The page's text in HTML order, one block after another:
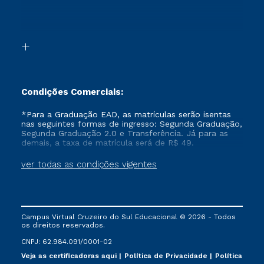
Formação Pedagógica - R2
Condições Comerciais:
ver todas as condições vigentes
*Para a Graduação EAD, as matrículas serão isentas
nas seguintes formas de ingresso: Segunda Graduação,
Segunda Graduação 2.0 e Transferência. Já para as
demais, a taxa de matrícula será de R$ 49.
Campus Virtual Cruzeiro do Sul Educacional © 2026 - Todos
os direitos reservados.
CNPJ: 62.984.091/0001-02
Veja as certificadoras aqui
Política de Privacidade Política